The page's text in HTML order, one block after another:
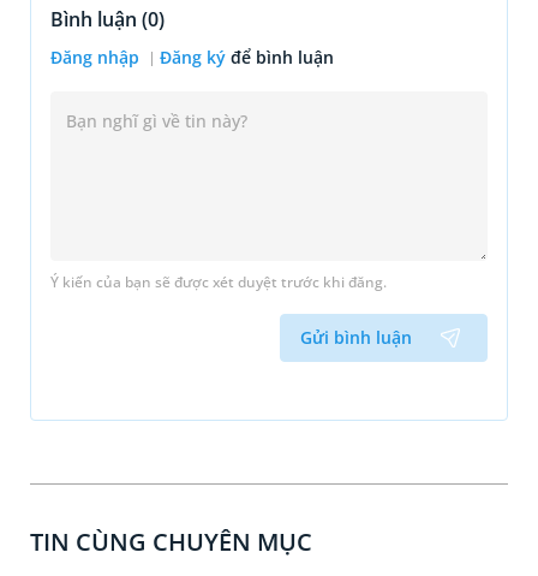
Bình luận (0)
Đăng nhập Đăng ký để bình luận
Ý kiến của bạn sẽ được xét duyệt trước khi đăng.
Gửi bình luận
TIN CÙNG CHUYÊN MỤC